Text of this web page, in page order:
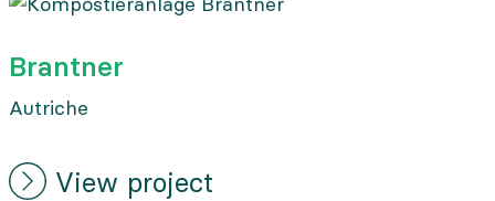
Brantner
Autriche
View project